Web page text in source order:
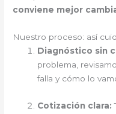
conviene mejor
Nuestro proceso: así
Diagnóstico sin
problema,
falla y cómo lo
Cotización clara: